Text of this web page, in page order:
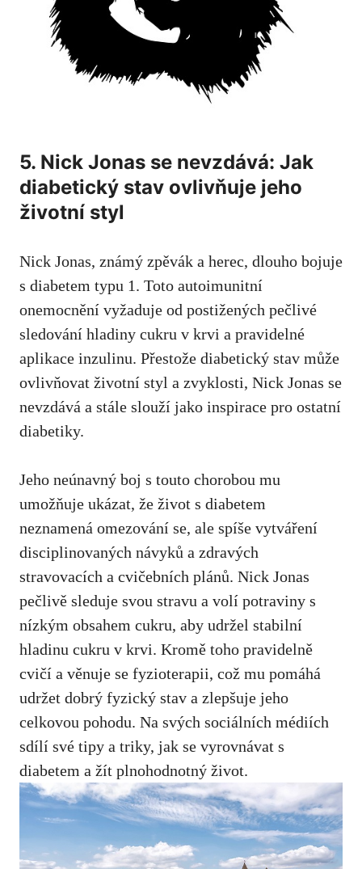
5. Nick Jonas se nevzdává: Jak
⁢diabetický stav ovlivňuje jeho
⁣životní styl
Nick Jonas, známý ‌zpěvák a herec, dlouho bojuje
s diabetem ‌typu 1. Toto ​autoimunitní
onemocnění ‍vyžaduje od postižených‍ pečlivé
sledování hladiny cukru v krvi a pravidelné
aplikace ‍inzulinu. ⁣Přestože diabetický stav ⁢může​
ovlivňovat životní styl a zvyklosti, Nick ​Jonas‌ se​
nevzdává a stále slouží jako inspirace pro ostatní
diabetiky.
Jeho neúnavný ⁤boj s touto⁢ chorobou mu
umožňuje ukázat, že život ​s diabetem
neznamená omezování se, ale spíše vytváření
disciplinovaných návyků⁢ a zdravých
stravovacích ‌a cvičebních plánů. Nick Jonas⁢
pečlivě​ sleduje⁤ svou stravu⁤ a volí ⁤potraviny‌ s
‍nízkým⁢ obsahem cukru, aby udržel stabilní
hladinu cukru v krvi. Kromě toho ⁤pravidelně
cvičí⁤ a věnuje‌ se fyzioterapii, což ‌mu pomáhá
udržet dobrý fyzický stav ⁤a⁢ zlepšuje jeho
celkovou‍ pohodu.⁣ Na svých ⁤sociálních médiích
sdílí ⁤své⁣ tipy ⁤a triky, jak se vyrovnávat s​
diabetem ‍a žít plnohodnotný život.